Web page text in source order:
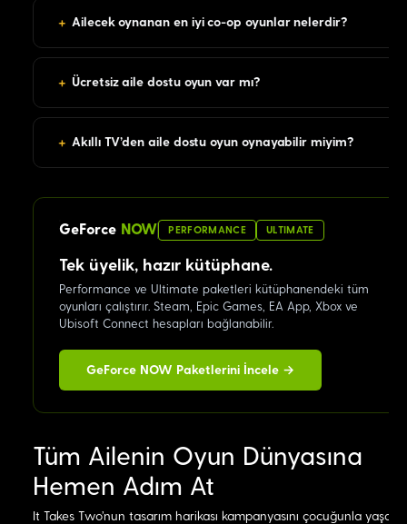
+ Ailecek oynanan en iyi co-op oyunlar nelerdir?
+ Ücretsiz aile dostu oyun var mı?
+ Akıllı TV'den aile dostu oyun oynayabilir miyim?
GeForce NOW PERFORMANCE ULTIMATE
Tek üyelik, hazır kütüphane.
Performance ve Ultimate paketleri kütüphanendeki tüm
oyunları çalıştırır. Steam, Epic Games, EA App, Xbox ve
Ubisoft Connect hesapları bağlanabilir.
GeForce NOW Paketlerini İncele →
Tüm Ailenin Oyun Dünyasına
Hemen Adım At
It Takes Two'nun tasarım harikası kampanyasını çocuğunla